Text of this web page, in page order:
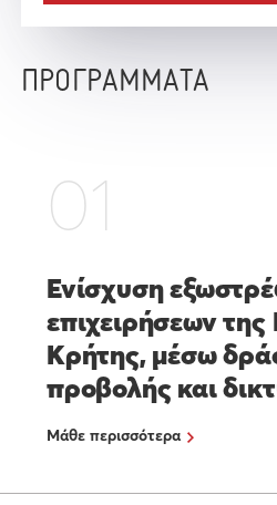
ΠΡΟΓΡΑΜΜΑΤΑ
01
Ενίσχυση
επιχειρήσεων της
Κρήτης, μέσω
προβολής και
Μάθε περισσότερα